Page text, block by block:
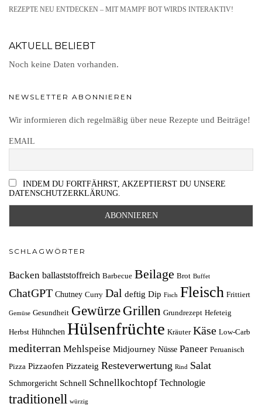
REZEPTE NEU ENTDECKEN – MIT MAMPF BOT WIRDS INTERAKTIV!
AKTUELL BELIEBT
Noch keine Daten vorhanden.
NEWSLETTER ABONNIEREN
Wir informieren dich regelmäßig über neue Rezepte und Beiträge!
EMAIL
INDEM DU FORTFÄHRST, AKZEPTIERST DU UNSERE
DATENSCHUTZERKLÄRUNG.
SCHLAGWÖRTER
Backen ballaststoffreich Barbecue Beilage Brot Buffet
ChatGPT Chutney Curry Dal deftig Dip Fisch Fleisch Frittiert
Gemüse Gesundheit Gewürze Grillen Grundrezept Hefeteig
Herbst Hühnchen Hülsenfrüchte Kräuter Käse Low-Carb
mediterran Mehlspeise Midjourney Nüsse Paneer Peruanisch
Pizza Pizzaofen Pizzateig Resteverwertung Rind Salat
Schmorgericht Schnell Schnellkochtopf Technologie
traditionell würzig